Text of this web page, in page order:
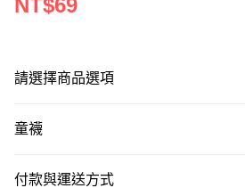
NT$69
請選擇商品選項
童襪
付款與運送方式